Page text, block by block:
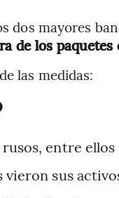
dos mayores
de los
las medidas:
entre
vieron sus